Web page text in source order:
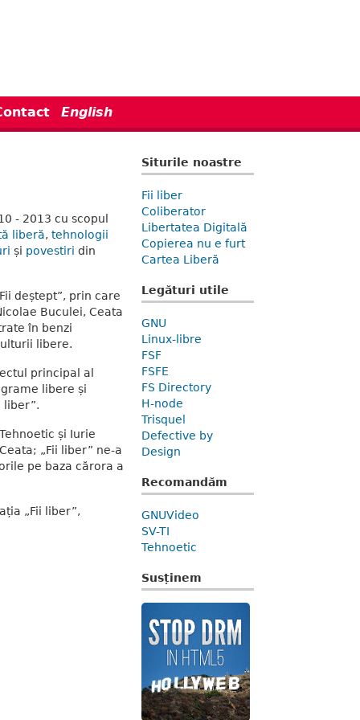
English
Siturile noastre
Fii liber
Coliberator
Libertatea Digitală
Copierea nu e furt
Cartea Liberă
Legături utile
GNU
Linux-libre
FSF
FSFE
FS Directory
H-node
Trisquel
Defective by
Design
Recomandăm
GNUVideo
SV-TI
Tehnoetic
Susținem
- 2013 cu scopul
liberă, tehnologii
și povestiri din
deștept”, prin care
Buculei, Ceata
în benzi
libere.
principal al
libere și
liber”.
și Iurie
„Fii liber” ne-a
pe baza cărora a
„Fii liber”,